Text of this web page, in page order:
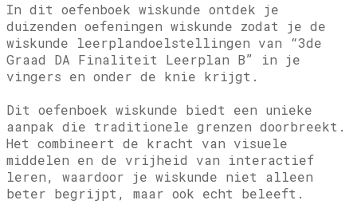
In dit oefenboek wiskunde ontdek je
duizenden oefeningen wiskunde zodat je de
wiskunde leerplandoelstellingen van “3de
Graad DA Finaliteit Leerplan B” in je
vingers en onder de knie krijgt.
Dit oefenboek wiskunde biedt een unieke
aanpak die traditionele grenzen doorbreekt.
Het combineert de kracht van visuele
middelen en de vrijheid van interactief
leren, waardoor je wiskunde niet alleen
beter begrijpt, maar ook echt beleeft.